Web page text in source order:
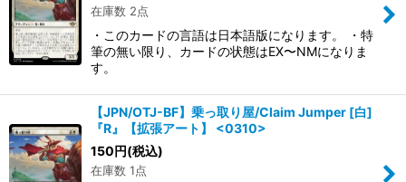
在庫数 2点
・このカードの言語は日本語版になります。 ・特
筆の無い限り、カードの状態はEX〜NMになりま
す。
【JPN/OTJ-BF】乗っ取り屋/Claim Jumper [白]
『R』【拡張アート】 <0310>
150円(税込)
在庫数 1点